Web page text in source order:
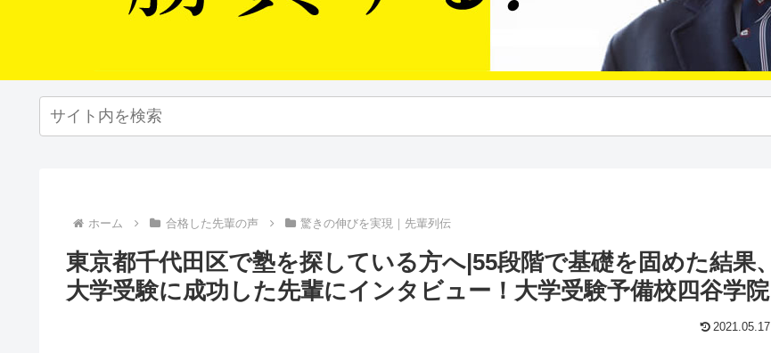
ホーム 合格した先輩の声 驚きの伸びを実現｜先輩列伝
東京都千代田区で塾を探している方へ|55段階で基礎を固めた結果、
大学受験に成功した先輩にインタビュー！大学受験予備校四谷学院
2021.05.17